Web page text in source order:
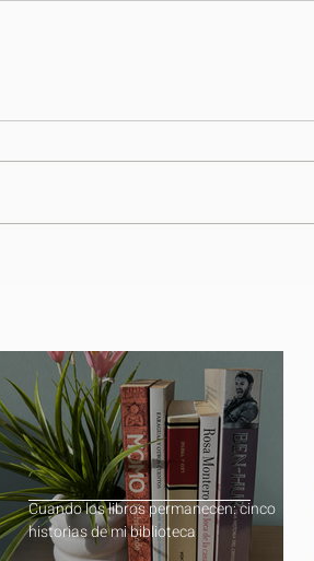
Cuando los libros permanecen: cinco
historias de mi biblioteca